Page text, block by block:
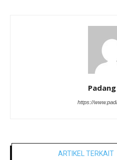
https://
ARTIKEL TERKAIT